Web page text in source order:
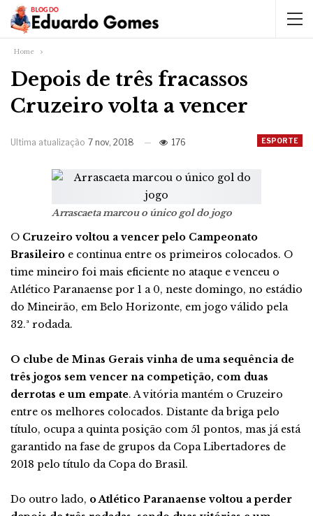
Home
Depois de três fracassos
Cruzeiro volta a vencer
ESPORTE
Ultima atualização 7 nov, 2018 176
Arrascaeta marcou o único gol do jogo
O Cruzeiro voltou a vencer pelo Campeonato
Brasileiro e continua entre os primeiros colocados. O
time mineiro foi mais eficiente no ataque e venceu o
Atlético Paranaense por 1 a 0, neste domingo, no estádio
do Mineirão, em Belo Horizonte, em jogo válido pela
32.ª rodada.
O clube de Minas Gerais vinha de uma sequência de
três jogos sem vencer na competição, com duas
derrotas e um empate. A vitória mantém o Cruzeiro
entre os melhores colocados. Distante da briga pelo
título, ocupa a quinta posição com 51 pontos, mas já está
garantido na fase de grupos da Copa Libertadores de
2018 pelo título da Copa do Brasil.
Do outro lado, o Atlético Paranaense voltou a perder